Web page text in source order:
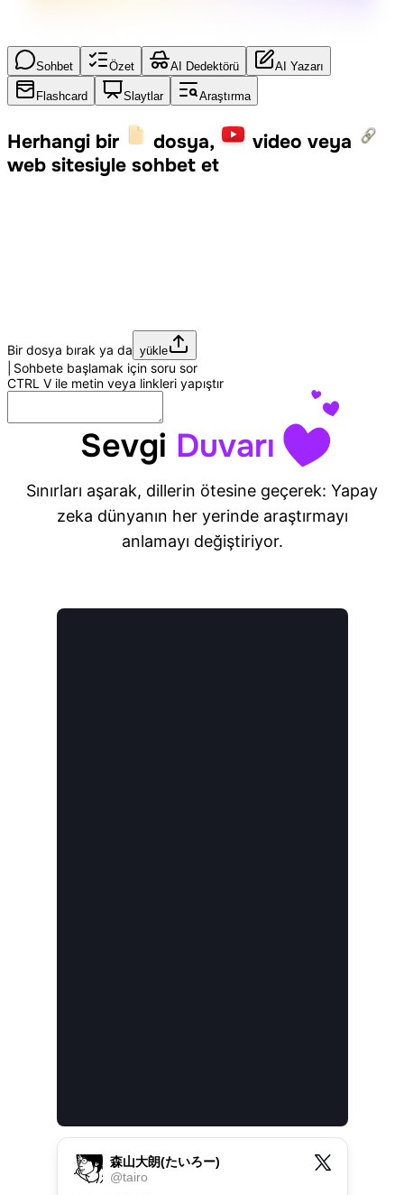
Sohbet Özet AI Dedektörü AI Yazarı
Flashcard Slaytlar Araştırma
Herhangi bir dosya,
video veya
web sitesiyle sohbet et
Bir dosya bırak ya da yükle
Sohbete başlamak için soru sor
CTRL V ile metin veya linkleri yapıştır
Sevgi Duvarı
Sınırları aşarak, dillerin ötesine geçerek: Yapay
zeka dünyanın her yerinde araştırmayı
anlamayı değiştiriyor.
森山大朗(たいろー)
@tairo